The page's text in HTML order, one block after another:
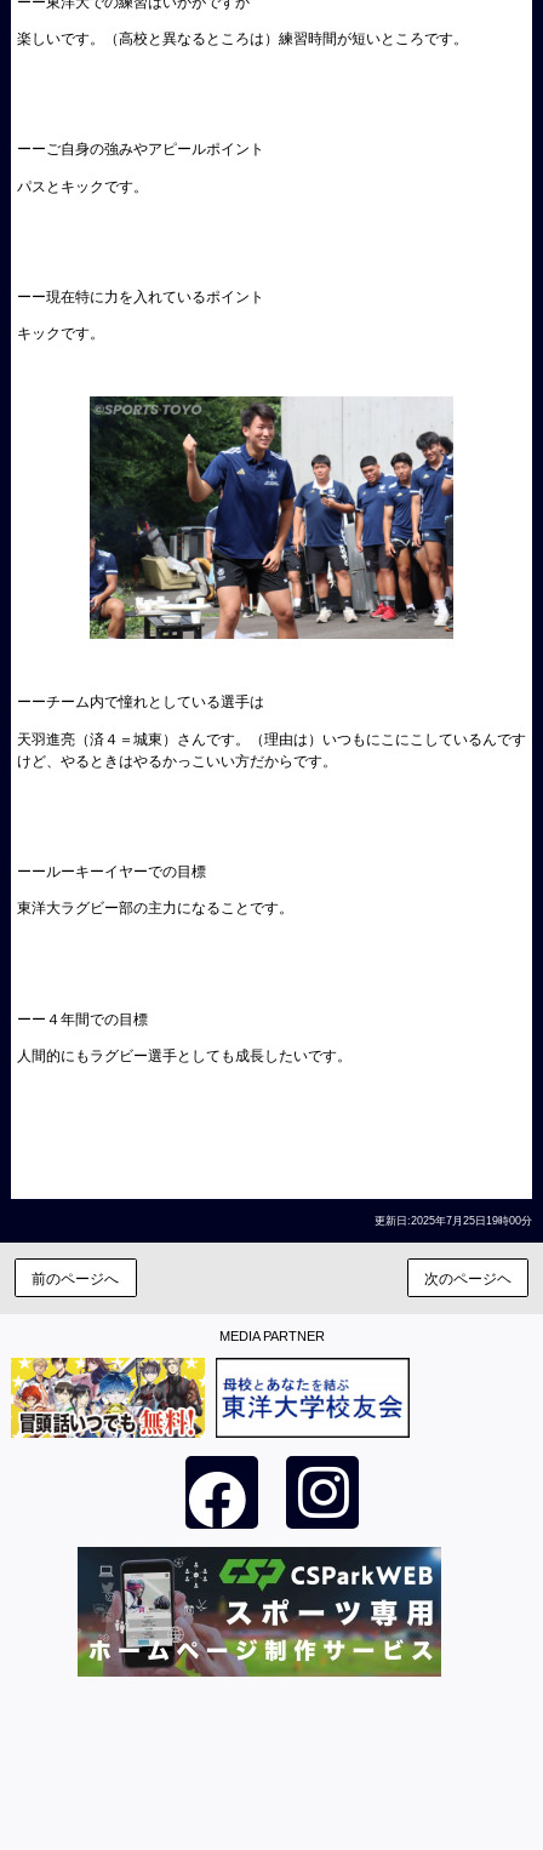
楽しいです。（高校と異なるところは）練習時間が短いところです。
ーーご自身の強みやアピールポイント
パスとキックです。
ーー現在特に力を入れているポイント
キックです。
ーーチーム内で憧れとしている選手は
天羽進亮（済４＝城東）さんです。（理由は）いつもにこにこしているんです
けど、やるときはやるかっこいい方だからです。
ーールーキーイヤーでの目標
東洋大ラグビー部の主力になることです。
ーー４年間での目標
人間的にもラグビー選手としても成長したいです。
更新日:2025年7月25日19時00分
前のページへ 次のページヘ
MEDIA PARTNER